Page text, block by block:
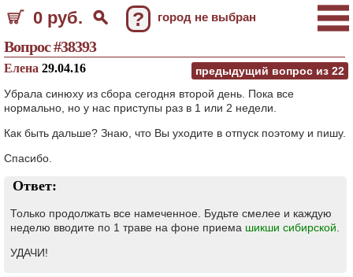
0 руб. ? город не выбран
Вопрос #38393
предыдущий вопрос из 22
Елена 29.04.16
Убрала синюху из сбора сегодня второй день. Пока все
нормально, но у нас приступы раз в 1 или 2 недели.
Как быть дальше? Знаю, что Вы уходите в отпуск поэтому и пишу.
Спасибо.
Ответ:
Только продолжать все намеченное. Будьте смелее и каждую
неделю вводите по 1 траве на фоне приема шикши сибирской
УДАЧИ!